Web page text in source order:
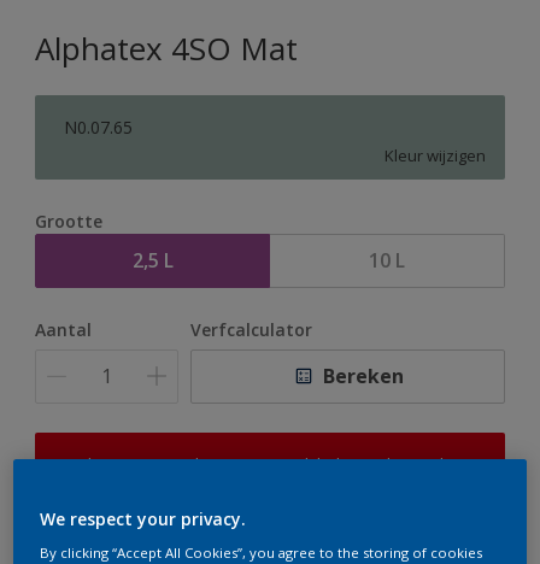
Alphatex 4SO Mat
N0.07.65
Kleur wijzigen
Grootte
2,5 L 10 L
Aantal Verfcalculator
Bereken
Op dit moment is het niet mogelijk dit product online
er hard aan om de voorraad aan te vullen.
We respect your privacy.
By clicking “Accept All Cookies”, you agree to the storing of cookies